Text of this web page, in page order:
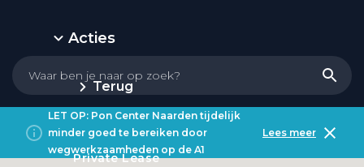
Acties
Terug
Private Lease
LET OP: Pon Center Naarden tijdelijk
minder goed te bereiken door
wegwerkzaamheden op de A1
Lees meer